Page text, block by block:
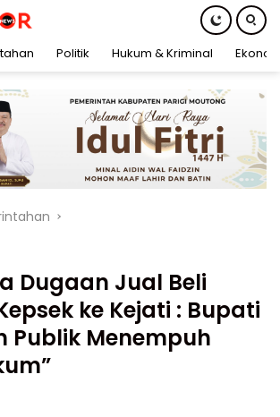
Politik Hukum & Kriminal
Dugaan Jual Beli
ke Kejati : Bupati
Publik Menempuh